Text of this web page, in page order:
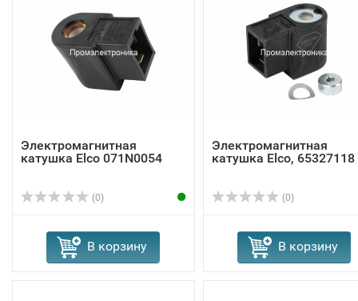
Электромагнитная
катушка Elco 071N0054
(0)
В корзину
Электромагнитная
катушка Elco, 65327118
(0)
В корзину